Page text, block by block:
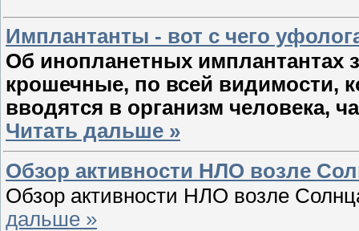
Имплантанты - вот с чего
Об инопланетных имплантантах
крошечные, по всей видимости,
вводятся в организм человека,
Читать дальше »
Обзор активности НЛО возле
Обзор активности НЛО возле
дальше »